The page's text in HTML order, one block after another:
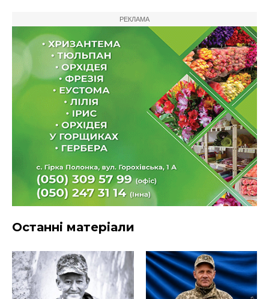
РЕКЛАМА
Останні матеріали